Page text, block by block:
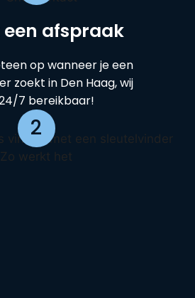
een afspraak
op wanneer je een
zoekt in Den Haag, wij
7 bereikbaar!
2